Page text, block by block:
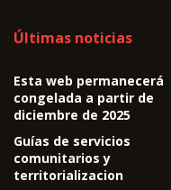
Últimas noticias
Esta web permanecerá
congelada a partir de
diciembre de 2025
Guías de servicios
comunitarios y
territorializacion